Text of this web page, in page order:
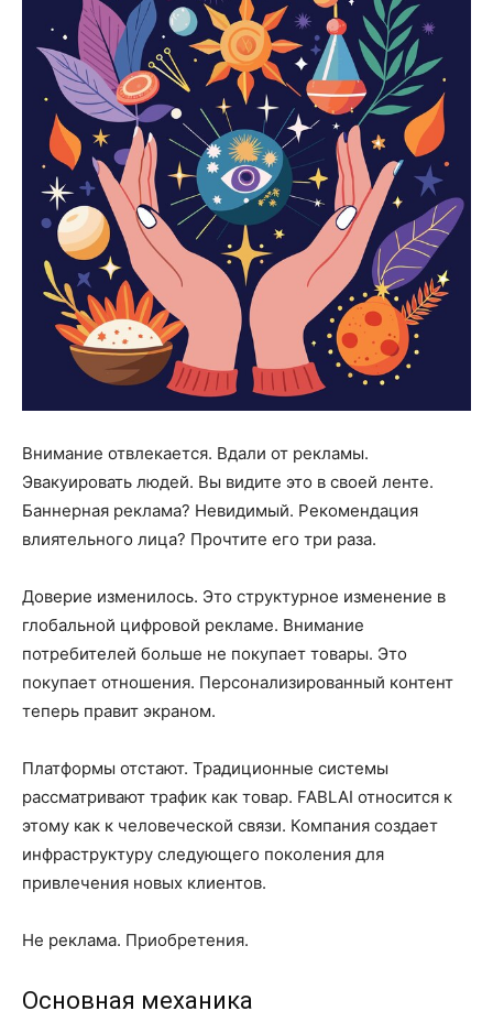
Внимание отвлекается. Вдали от рекламы.
Эвакуировать людей. Вы видите это в своей ленте.
Баннерная реклама? Невидимый. Рекомендация
влиятельного лица? Прочтите его три раза.
Доверие изменилось. Это структурное изменение в
глобальной цифровой рекламе. Внимание
потребителей больше не покупает товары. Это
покупает отношения. Персонализированный контент
теперь правит экраном.
Платформы отстают. Традиционные системы
рассматривают трафик как товар. FABLAI относится к
этому как к человеческой связи. Компания создает
инфраструктуру следующего поколения для
привлечения новых клиентов.
Не реклама. Приобретения.
Основная механика